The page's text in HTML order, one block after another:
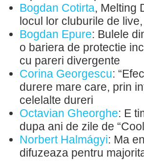
Bogdan Cotirta, Melting
locul lor cluburile de
Bogdan Epure: Bulele
o bariera de protectie
cu pareri divergente
Corina Georgescu:
durere mare care, prin
celelalte dureri
Octavian Gheorghe: E
dupa ani de zile de
Norbert Halmágyi: Ma
difuzeaza pentru